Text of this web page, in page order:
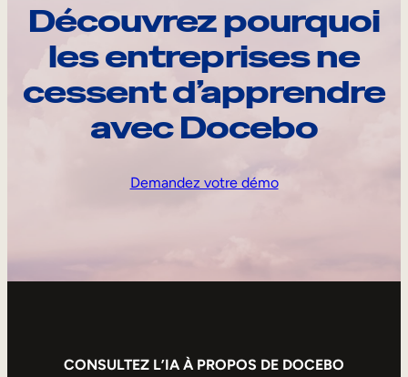
Découvrez pourquoi
les entreprises ne
cessent d’apprendre
avec Docebo
Demandez votre démo
CONSULTEZ L’IA À PROPOS DE DOCEBO